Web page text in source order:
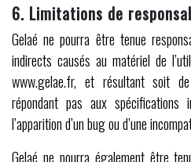
6. Limitations de
Gelaé ne pourra être tenue
indirects causés au matériel de
www.gelae.fr, et résultant soit
répondant pas aux
l’apparition d’un bug ou d’une
Gelaé ne pourra également être